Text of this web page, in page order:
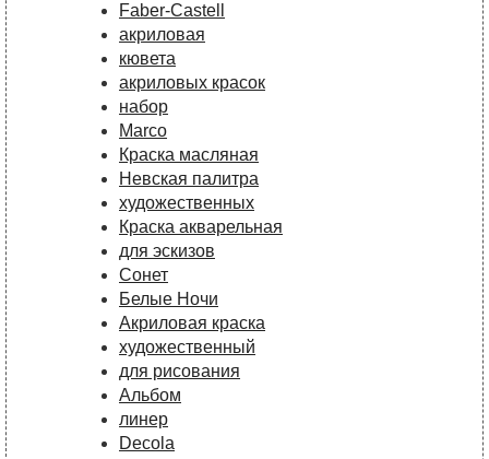
Faber-Castell
акриловая
кювета
акриловых красок
набор
Marco
Краска масляная
Невская палитра
художественных
Краска акварельная
для эскизов
Сонет
Белые Ночи
Акриловая краска
художественный
для рисования
Альбом
линер
Decola